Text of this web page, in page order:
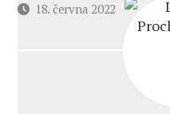
Datum18. června 2022